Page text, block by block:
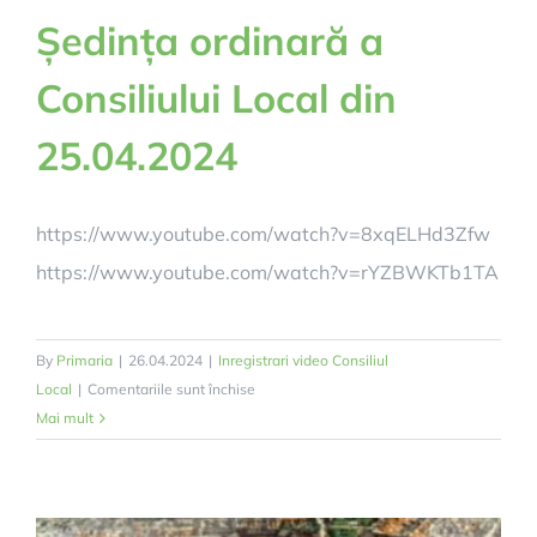
Ședința ordinară a
Consiliului Local din
25.04.2024
https://www.youtube.com/watch?v=8xqELHd3Zfw
https://www.youtube.com/watch?v=rYZBWKTb1TA
By Primaria | 26.04.2024 | Inregistrari video Consiliul
Local | Comentariile sunt închise
ordinară
Local
Mai mult